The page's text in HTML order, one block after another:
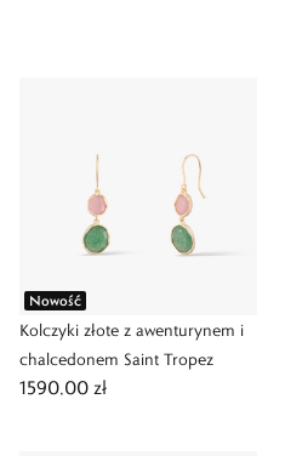
Nowość
Kolczyki złote z awenturynem i
chalcedonem Saint Tropez
1590,00 zł